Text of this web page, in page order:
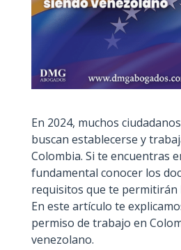
En 2024, muchos
buscan establecerse y
Colombia. Si te encuentras
fundamental conocer los
requisitos que te permitirán
En este artículo te
permiso de trabajo en
venezolano.